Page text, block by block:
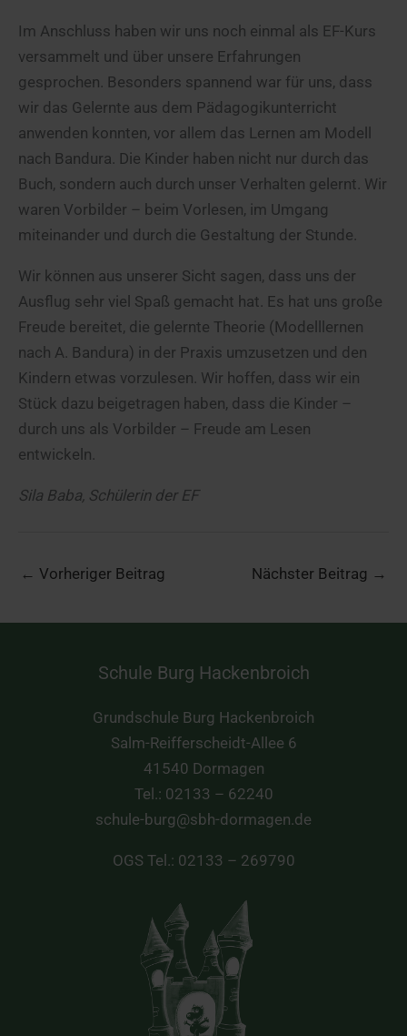
Im Anschluss haben wir uns noch einmal als EF-Kurs
versammelt und über unsere Erfahrungen
gesprochen. Besonders spannend war für uns, dass
wir das Gelernte aus dem Pädagogikunterricht
anwenden konnten, vor allem das Lernen am Modell
nach Bandura. Die Kinder haben nicht nur durch das
Buch, sondern auch durch unser Verhalten gelernt. Wir
waren Vorbilder – beim Vorlesen, im Umgang
miteinander und durch die Gestaltung der Stunde.
Wir können aus unserer Sicht sagen, dass uns der
Ausflug sehr viel Spaß gemacht hat. Es hat uns große
Freude bereitet, die gelernte Theorie (Modelllernen
nach A. Bandura) in der Praxis umzusetzen und den
Kindern etwas vorzulesen. Wir hoffen, dass wir ein
Stück dazu beigetragen haben, dass die Kinder –
durch uns als Vorbilder – Freude am Lesen
entwickeln.
Sila Baba, Schülerin der EF
← Vorheriger Beitrag Nächster Beitrag →
Schule Burg Hackenbroich
Grundschule Burg Hackenbroich
Salm-Reifferscheidt-Allee 6
41540 Dormagen
Tel.: 02133 – 62240
schule-burg@sbh-dormagen.de
OGS Tel.: 02133 – 269790